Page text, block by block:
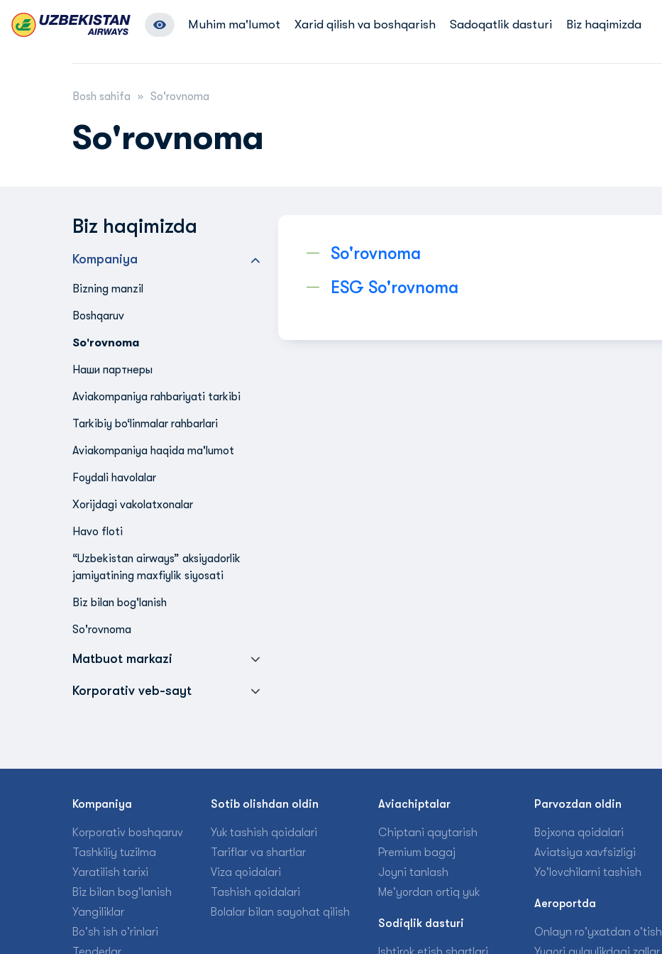
Muhim ma'lumot Xarid qilish va boshqarish Sadoqatlik dasturi Biz haqimizda
Bosh sahifa So'rovnoma
So'rovnoma
Biz haqimizda
Kompaniya
Bizning manzil
Boshqaruv
So'rovnoma
Наши партнеры
Aviakompaniya rahbariyati tarkibi
Tarkibiy bo‘linmalar rahbarlari
Aviakompaniya haqida ma'lumot
Foydali havolalar
Xorijdagi vakolatxonalar
Havo floti
“Uzbekistan airways” aksiyadorlik
jamiyatining maxfiylik siyosati
Biz bilan bog'lanish
So'rovnoma
Matbuot markazi
Korporativ veb-sayt
So'rovnoma
ESG So'rovnoma
Kompaniya
Korporativ boshqaruv
Tashkiliy tuzilma
Yaratilish tarixi
Biz bilan bog'lanish
Yangiliklar
Bo'sh ish o'rinlari
Sotib olishdan oldin
Yuk tashish qoidalari
Tariflar va shartlar
Viza qoidalari
Tashish qoidalari
Bolalar bilan sayohat qilish
Aviachiptalar
Chiptani qaytarish
Premium bagaj
Joyni tanlash
Me'yordan ortiq yuk
Sodiqlik dasturi
Parvozdan oldin
Bojxona qoidalari
Aviatsiya xavfsizligi
Yo'lovchilarni tashish
Aeroportda
Onlayn ro'yxatdan o'tish